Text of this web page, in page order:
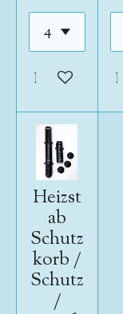
In den
Heizst
ab
Schutz
korb /
Schutz
/